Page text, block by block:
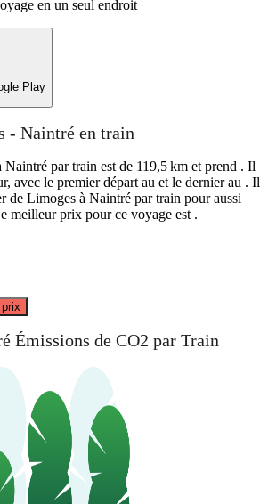
en un seul endroit
Play
- Naintré en train
par train est de 119,5 km et prend . Il
avec le premier départ au et le dernier au . Il
de Limoges à Naintré par train pour aussi
meilleur prix pour ce voyage est .
Naintré
Émissions de CO2 par Train